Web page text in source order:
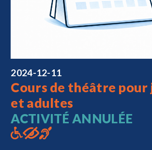
2024-12-11
Cours de théâtre pour
et adultes
ACTIVITÉ ANNULÉE